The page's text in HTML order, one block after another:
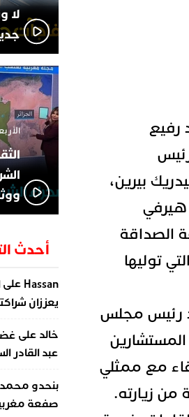
رفيع
بيرين،
هيرفي
الصداقة
توليها
رئيس مجلس
مع ممثلي
زيارته.
لا
الأربعاء 13
أحدث
Hassan على
يعززان
خالد على
عبد القادر
بنحدو محمد
صفعة